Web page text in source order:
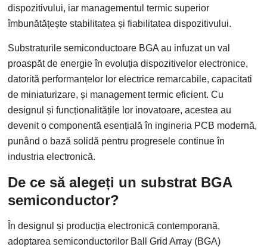
dispozitivului, iar managementul termic superior
îmbunătățește stabilitatea și fiabilitatea dispozitivului.
Substraturile semiconductoare BGA au infuzat un val
proaspăt de energie în evoluția dispozitivelor electronice,
datorită performanțelor lor electrice remarcabile, capacitati
de miniaturizare, și management termic eficient. Cu
designul și funcționalitățile lor inovatoare, acestea au
devenit o componentă esențială în ingineria PCB modernă,
punând o bază solidă pentru progresele continue în
industria electronică.
De ce să alegeți un substrat BGA
semiconductor?
În designul și producția electronică contemporană,
adoptarea semiconductorilor Ball Grid Array (BGA)